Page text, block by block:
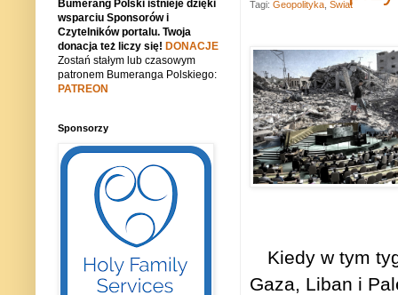
Kiedy w tym
Gaza, Liban i
Tagi: Geopolityka Świat
Bumerang Polski istnieje dzięki
wsparciu Sponsorów i
Czytelników portalu. Twoja
donacja też liczy się! DONACJE
Zostań stałym lub czasowym
patronem Bumeranga Polskiego:
PATREON
Sponsorzy